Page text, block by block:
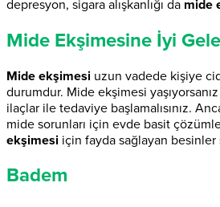
depresyon, sigara alışkanlığı da mide
Mide Ekşimesine İyi
Mide ekşimesi uzun vadede kişiye
durumdur. Mide ekşimesi
ilaçlar ile tedaviye başlamalısınız.
mide sorunları için evde basit
ekşimesi için fayda sağlayan besinler
Badem